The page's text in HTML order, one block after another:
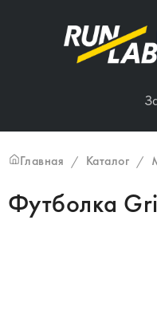
Главная / Каталог /
Футболка